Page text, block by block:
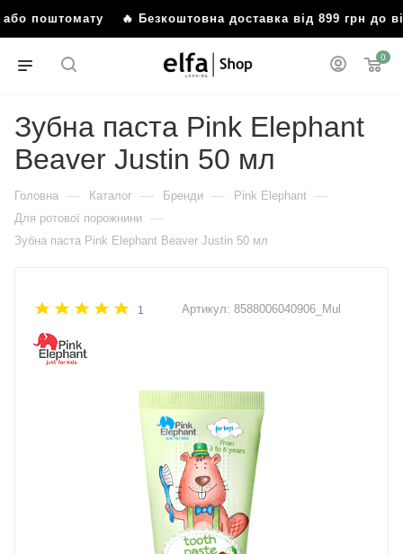
поштомату 🔥 Безкоштовна доставка від 899 грн до
0
Зубна паста Pink Elephant
Beaver Justin 50 мл
Головна — Каталог — Бренди — Pink Elephant —
Для ротової порожнини —
Зубна паста Pink Elephant Beaver Justin 50 мл
1 Артикул: 8588006040906_Mul